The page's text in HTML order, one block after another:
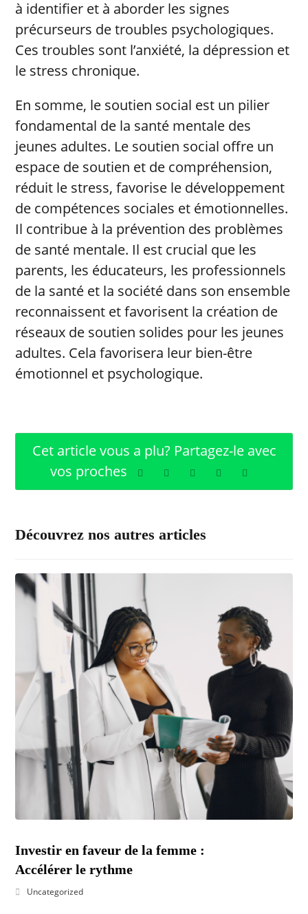
à identifier et à aborder les signes
précurseurs de troubles psychologiques.
Ces troubles sont l’anxiété, la dépression et
le stress chronique.
En somme, le soutien social est un pilier
fondamental de la santé mentale des
jeunes adultes. Le soutien social offre un
espace de soutien et de compréhension,
réduit le stress, favorise le développement
de compétences sociales et émotionnelles.
Il contribue à la prévention des problèmes
de santé mentale. Il est crucial que les
parents, les éducateurs, les professionnels
de la santé et la société dans son ensemble
reconnaissent et favorisent la création de
réseaux de soutien solides pour les jeunes
adultes. Cela favorisera leur bien-être
émotionnel et psychologique.
Découvrez nos autres articles
Investir en faveur de la femme :
Accélérer le rythme
Uncategorized